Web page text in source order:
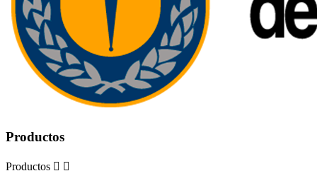
Productos
Productos  